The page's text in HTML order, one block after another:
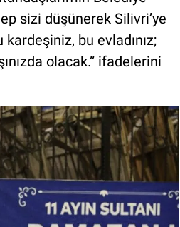
sizi düşünerek Silivri’ye
bu evladınız;
olacak.” ifadelerini